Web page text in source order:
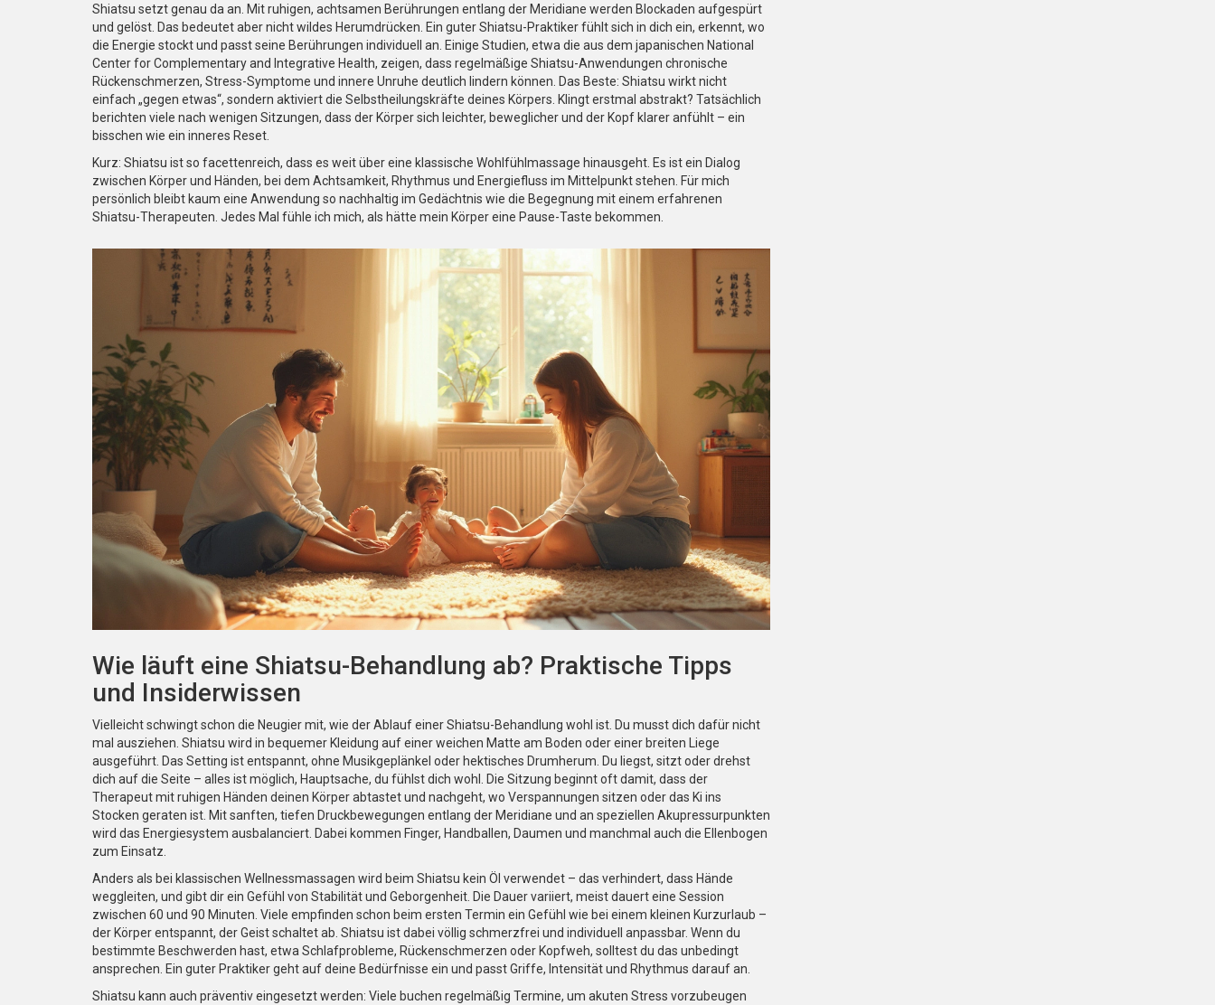
Shiatsu setzt genau da an. Mit ruhigen, achtsamen Berührungen entlang der Meridiane werden Blockaden aufgespürt
und gelöst. Das bedeutet aber nicht wildes Herumdrücken. Ein guter Shiatsu-Praktiker fühlt sich in dich ein, erkennt, wo
die Energie stockt und passt seine Berührungen individuell an. Einige Studien, etwa die aus dem japanischen National
Center for Complementary and Integrative Health, zeigen, dass regelmäßige Shiatsu-Anwendungen chronische
Rückenschmerzen, Stress-Symptome und innere Unruhe deutlich lindern können. Das Beste: Shiatsu wirkt nicht
einfach „gegen etwas“, sondern aktiviert die Selbstheilungskräfte deines Körpers. Klingt erstmal abstrakt? Tatsächlich
berichten viele nach wenigen Sitzungen, dass der Körper sich leichter, beweglicher und der Kopf klarer anfühlt – ein
bisschen wie ein inneres Reset.
Kurz: Shiatsu ist so facettenreich, dass es weit über eine klassische Wohlfühlmassage hinausgeht. Es ist ein Dialog
zwischen Körper und Händen, bei dem Achtsamkeit, Rhythmus und Energiefluss im Mittelpunkt stehen. Für mich
persönlich bleibt kaum eine Anwendung so nachhaltig im Gedächtnis wie die Begegnung mit einem erfahrenen
Shiatsu-Therapeuten. Jedes Mal fühle ich mich, als hätte mein Körper eine Pause-Taste bekommen.
Wie läuft eine Shiatsu-Behandlung ab? Praktische Tipps
und Insiderwissen
Vielleicht schwingt schon die Neugier mit, wie der Ablauf einer Shiatsu-Behandlung wohl ist. Du musst dich dafür nicht
mal ausziehen. Shiatsu wird in bequemer Kleidung auf einer weichen Matte am Boden oder einer breiten Liege
ausgeführt. Das Setting ist entspannt, ohne Musikgeplänkel oder hektisches Drumherum. Du liegst, sitzt oder drehst
dich auf die Seite – alles ist möglich, Hauptsache, du fühlst dich wohl. Die Sitzung beginnt oft damit, dass der
Therapeut mit ruhigen Händen deinen Körper abtastet und nachgeht, wo Verspannungen sitzen oder das Ki ins
Stocken geraten ist. Mit sanften, tiefen Druckbewegungen entlang der Meridiane und an speziellen Akupressurpunkten
wird das Energiesystem ausbalanciert. Dabei kommen Finger, Handballen, Daumen und manchmal auch die Ellenbogen
zum Einsatz.
Anders als bei klassischen Wellnessmassagen wird beim Shiatsu kein Öl verwendet – das verhindert, dass Hände
weggleiten, und gibt dir ein Gefühl von Stabilität und Geborgenheit. Die Dauer variiert, meist dauert eine Session
zwischen 60 und 90 Minuten. Viele empfinden schon beim ersten Termin ein Gefühl wie bei einem kleinen Kurzurlaub –
der Körper entspannt, der Geist schaltet ab. Shiatsu ist dabei völlig schmerzfrei und individuell anpassbar. Wenn du
bestimmte Beschwerden hast, etwa Schlafprobleme, Rückenschmerzen oder Kopfweh, solltest du das unbedingt
ansprechen. Ein guter Praktiker geht auf deine Bedürfnisse ein und passt Griffe, Intensität und Rhythmus darauf an.
Shiatsu kann auch präventiv eingesetzt werden: Viele buchen regelmäßig Termine, um akuten Stress vorzubeugen